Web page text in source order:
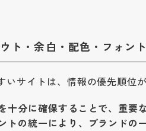
ト・余白・配色・フォン
いサイトは、情報の優先順位
十分に確保することで、重要
トの統一により、ブランドの